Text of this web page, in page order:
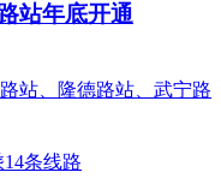
站年底开通
站、隆德路站、武宁路